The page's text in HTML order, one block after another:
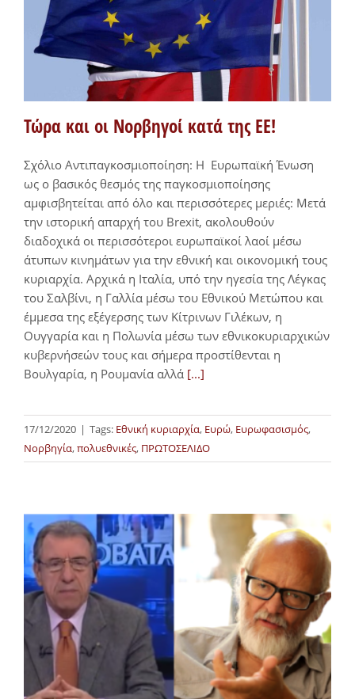
Τώρα και οι Νορβηγοί κατά της ΕΕ!
Σχόλιο Αντιπαγκοσμιοποίηση: Η Ευρωπαϊκή Ένωση
ως ο βασικός θεσμός της παγκοσμιοποίησης
αμφισβητείται από όλο και περισσότερες μεριές: Μετά
την ιστορική απαρχή του Brexit, ακολουθούν
διαδοχικά οι περισσότεροι ευρωπαϊκοί λαοί μέσω
άτυπων κινημάτων για την εθνική και οικονομική τους
κυριαρχία. Αρχικά η Ιταλία, υπό την ηγεσία της Λέγκας
του Σαλβίνι, η Γαλλία μέσω του Εθνικού Μετώπου και
έμμεσα της εξέγερσης των Κίτρινων Γιλέκων, η
Ουγγαρία και η Πολωνία μέσω των εθνικοκυριαρχικών
κυβερνήσεών τους και σήμερα προστίθενται η
Βουλγαρία, η Ρουμανία αλλά [...]
17/12/2020 | Tags: Εθνική κυριαρχία, Ευρώ, Ευρωφασισμός,
Νορβηγία,πολυεθνικές, ΠΡΩΤΟΣΕΛΙΔΟ